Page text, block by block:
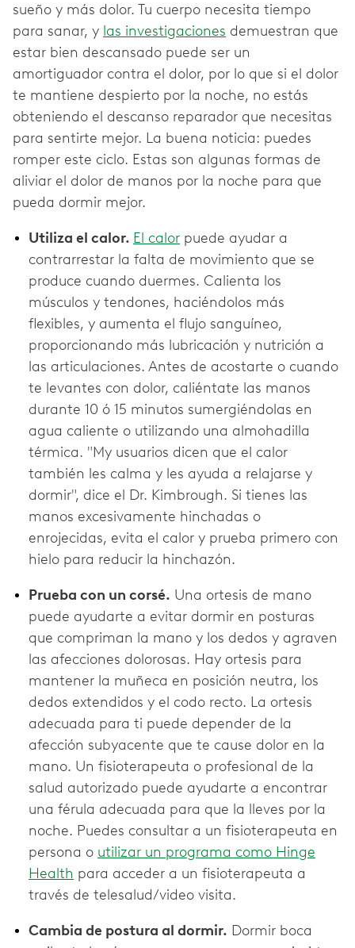
sueño y más dolor. Tu cuerpo necesita tiempo
para sanar, y las investigaciones demuestran que
estar bien descansado puede ser un
amortiguador contra el dolor, por lo que si el dolor
te mantiene despierto por la noche, no estás
obteniendo el descanso reparador que necesitas
para sentirte mejor. La buena noticia: puedes
romper este ciclo. Estas son algunas formas de
aliviar el dolor de manos por la noche para que
pueda dormir mejor.
Utiliza el calor. El calor puede ayudar a
contrarrestar la falta de movimiento que se
produce cuando duermes. Calienta los
músculos y tendones, haciéndolos más
flexibles, y aumenta el flujo sanguíneo,
proporcionando más lubricación y nutrición a
las articulaciones. Antes de acostarte o cuando
te levantes con dolor, caliéntate las manos
durante 10 ó 15 minutos sumergiéndolas en
agua caliente o utilizando una almohadilla
térmica. "My usuarios dicen que el calor
también les calma y les ayuda a relajarse y
dormir", dice el Dr. Kimbrough. Si tienes las
manos excesivamente hinchadas o
enrojecidas, evita el calor y prueba primero con
hielo para reducir la hinchazón.
Prueba con un corsé. Una ortesis de mano
puede ayudarte a evitar dormir en posturas
que compriman la mano y los dedos y agraven
las afecciones dolorosas. Hay ortesis para
mantener la muñeca en posición neutra, los
dedos extendidos y el codo recto. La ortesis
adecuada para ti puede depender de la
afección subyacente que te cause dolor en la
mano. Un fisioterapeuta o profesional de la
salud autorizado puede ayudarte a encontrar
una férula adecuada para que la lleves por la
noche. Puedes consultar a un fisioterapeuta en
persona o utilizar un programa como Hinge
Health para acceder a un fisioterapeuta a
través de telesalud/video visita.
Cambia de postura al dormir. Dormir boca